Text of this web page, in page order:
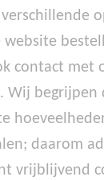
website
contact met
Wij begrijpen
daarom
vrijblijvend